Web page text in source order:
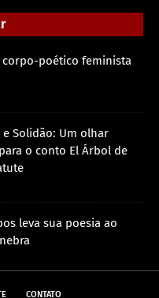
corpo-poético feminista
Solidão: Um olhar
o conto El Árbol de
leva sua poesia ao
CONTATO